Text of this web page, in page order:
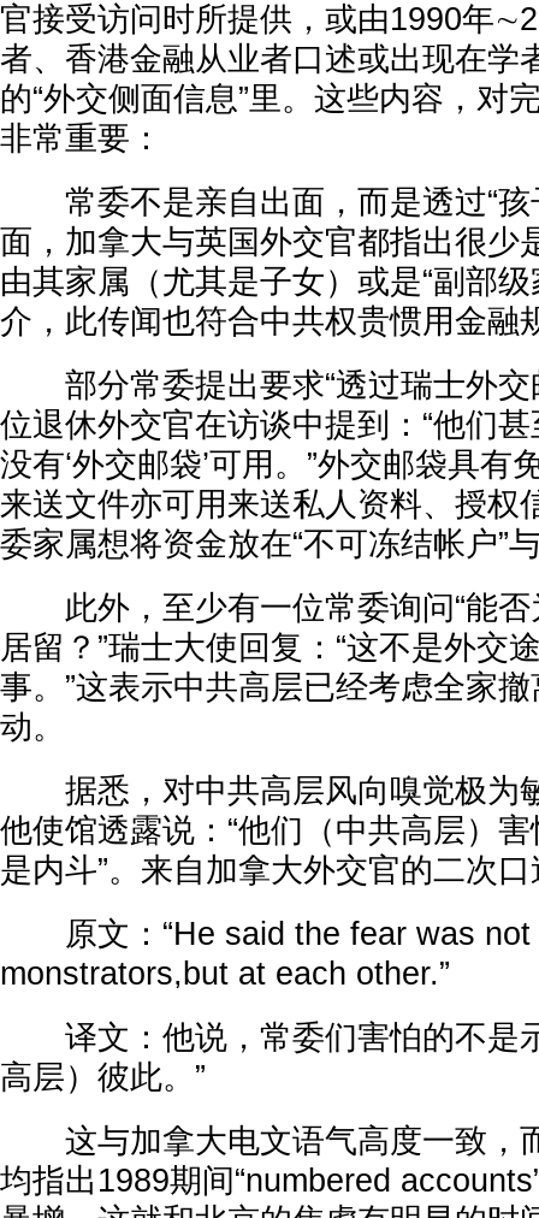
官接受访问时所提供，或由1990年
者、香港金融从业者口述或出现在学
的“外交侧面信息”里。这些内容，对
非常重要：
常委不是亲自出面，而是透过“孩
面，加拿大与英国外交官都指出很少
由其家属（尤其是子女）或是“副部
介，此传闻也符合中共权贵惯用金融
部分常委提出要求“透过瑞士外交
位退休外交官在访谈中提到：“他们
没有‘外交邮袋’可用。”外交邮袋具有
来送文件亦可用来送私人资料、授权
委家属想将资金放在“不可冻结帐户”
此外，至少有一位常委询问“能否
居留？”瑞士大使回复：“这不是外交
事。”这表示中共高层已经考虑全家
动。
据悉，对中共高层风向嗅觉极为
他使馆透露说：“他们（中共高层）
是内斗”。来自加拿大外交官的二次
原文：“He said the fear was not
monstrators,but at each other.”
译文：他说，常委们害怕的不是
高层）彼此。”
这与加拿大电文语气高度一致，
均指出1989期间“numbered